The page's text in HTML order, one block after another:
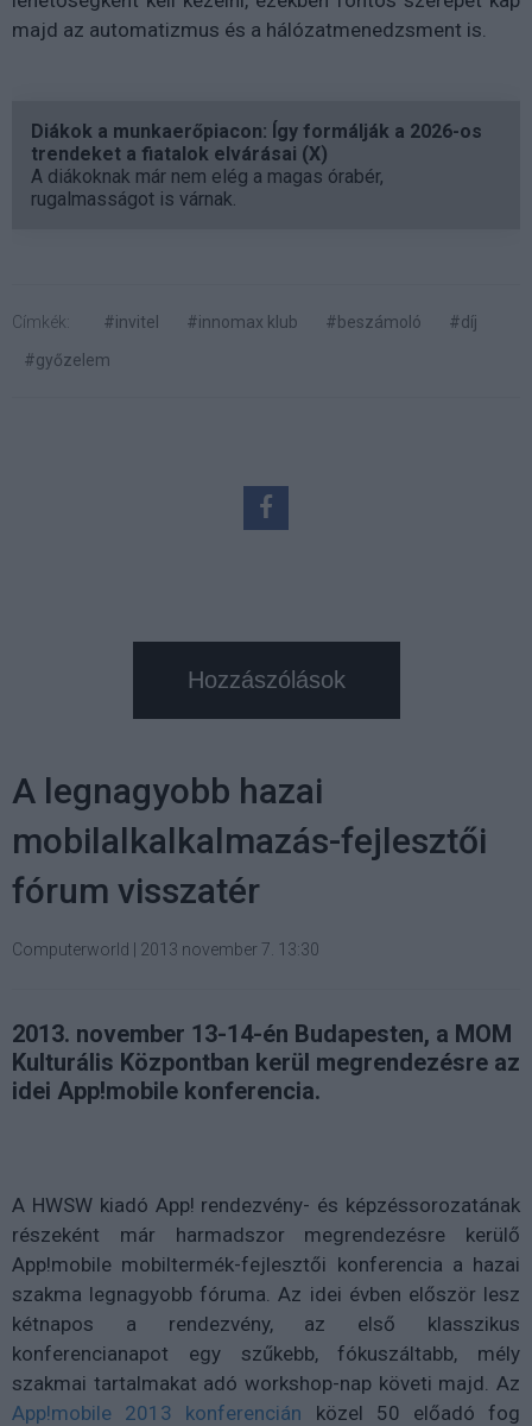
majd az automatizmus és a hálózatmenedzsment is.
Diákok a munkaerőpiacon: Így formálják a 2026-os
trendeket a fiatalok elvárásai (X)
A diákoknak már nem elég a magas órabér,
rugalmasságot is várnak.
Címkék: #invitel #innomax klub #beszámoló
#díj
#győzelem
Hozzászólások
A legnagyobb hazai
mobilalkalkalmazás-fejlesztői
fórum visszatér
Computerworld 2013 november 7. 13:30
2013. november 13-14-én Budapesten, a MOM
Kulturális Központban kerül megrendezésre az
idei App!mobile konferencia.
A HWSW kiadó App! rendezvény- és képzéssorozatának
részeként már harmadszor megrendezésre kerülő
App!mobile mobiltermék-fejlesztői konferencia a hazai
szakma legnagyobb fóruma. Az idei évben először lesz
kétnapos a rendezvény, az első klasszikus
konferencianapot egy szűkebb, fókuszáltabb, mély
szakmai tartalmakat adó workshop-nap követi majd. Az
App!mobile 2013 konferencián közel 50 előadó fog